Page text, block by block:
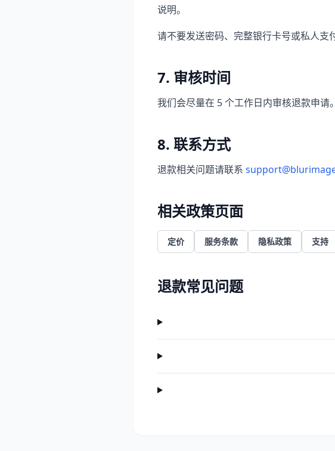
说明。
请不要发送密码、完整银行卡号或私人支
7. 审核时间
我们会尽量在 5 个工作日内审核退款申请
8. 联系方式
退款相关问题请联系
相关政策页面
定价 服务条款 隐私政策 支持
退款常见问题